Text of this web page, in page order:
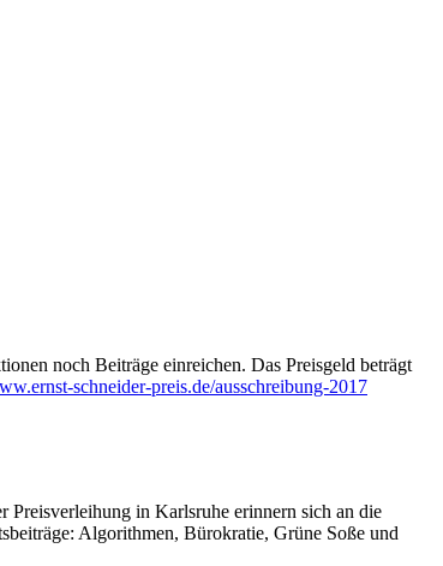
noch Beiträge einreichen. Das Preisgeld beträgt
schneider-preis.de/ausschreibung-2017
Preisverleihung in Karlsruhe erinnern sich an die
Algorithmen, Bürokratie, Grüne Soße und